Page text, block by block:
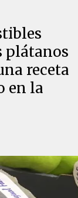
plátanos
receta
en la